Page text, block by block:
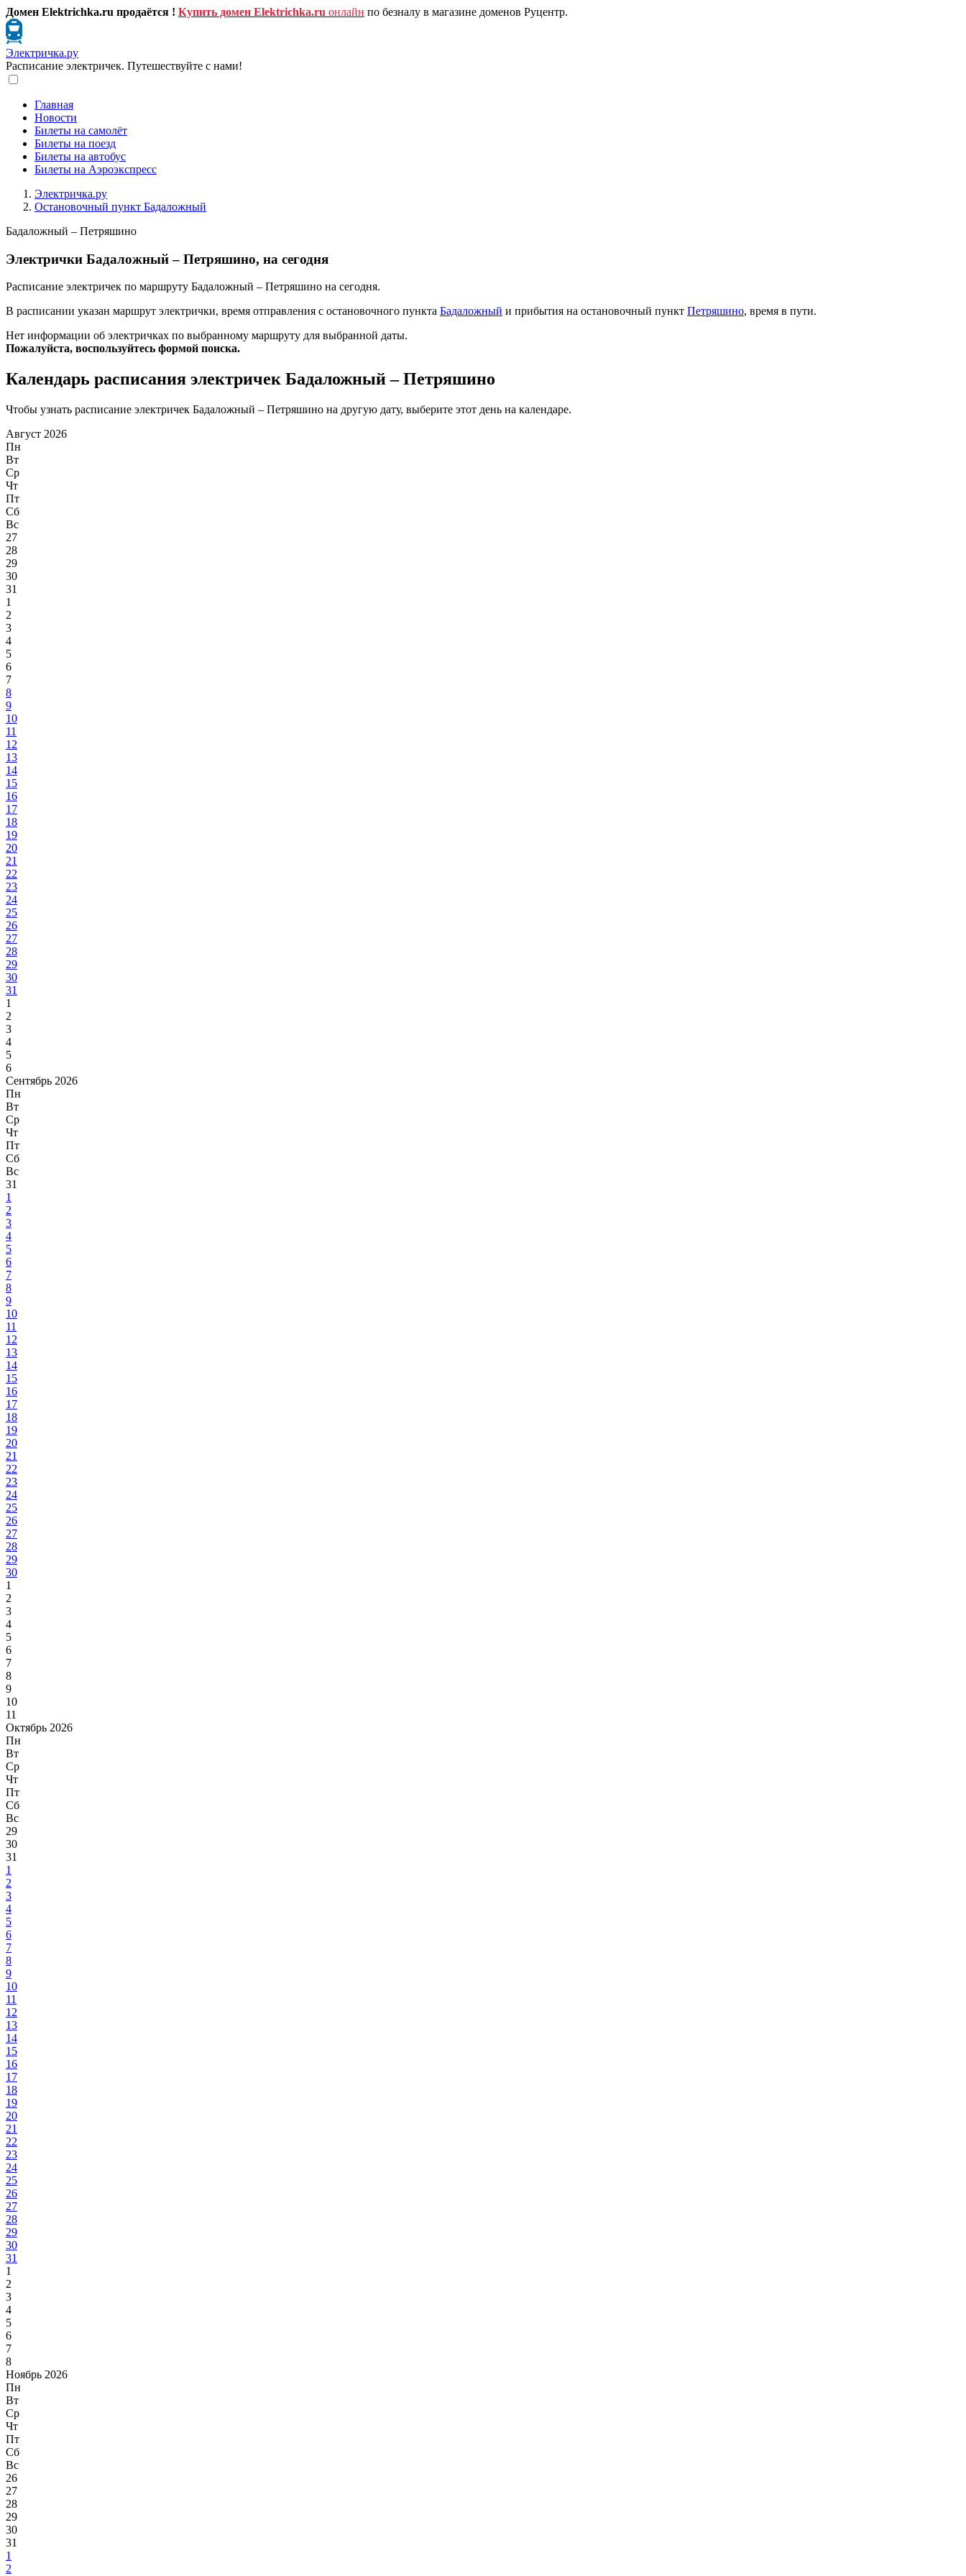
Домен Elektrichka.ru продаётся ! Купить домен Elektrichka.ru онлайн по безналу в магазине доменов Руцентр.
Электричка.ру
Расписание электричек. Путешествуйте с нами!
Главная
Новости
Билеты на самолёт
Билеты на поезд
Билеты на автобус
Билеты на Аэроэкспресс
Электричка.ру
Остановочный пункт Бадаложный
Бадаложный – Петряшино
Электрички Бадаложный – Петряшино, на сегодня
Расписание электричек по маршруту Бадаложный – Петряшино на сегодня.
В расписании указан маршрут электрички, время отправления с остановочного пункта Бадаложный и прибытия на остановочный пункт Петряшино, время в пути.
Нет информации об электричках по выбранному маршруту для выбранной даты.
Пожалуйста, воспользуйтесь формой поиска.
Календарь расписания электричек Бадаложный – Петряшино
Чтобы узнать расписание электричек Бадаложный – Петряшино на другую дату, выберите этот день на календаре.
Август 2026
Пн
Вт
Ср
Чт
Пт
Сб
Вс
27
28
29
30
31
1
2
3
4
5
6
7
8
9
10
11
12
13
14
15
16
17
18
19
20
21
22
23
24
25
26
27
28
29
30
31
1
2
3
4
5
6
Сентябрь 2026
Пн
Вт
Ср
Чт
Пт
Сб
Вс
31
1
2
3
4
5
6
7
8
9
10
11
12
13
14
15
16
17
18
19
20
21
22
23
24
25
26
27
28
29
30
1
2
3
4
5
6
7
8
9
10
11
Октябрь 2026
Пн
Вт
Ср
Чт
Пт
Сб
Вс
29
30
31
1
2
3
4
5
6
7
8
9
10
11
12
13
14
15
16
17
18
19
20
21
22
23
24
25
26
27
28
29
30
31
1
2
3
4
5
6
7
8
Ноябрь 2026
Пн
Вт
Ср
Чт
Пт
Сб
Вс
26
27
28
29
30
31
1
2